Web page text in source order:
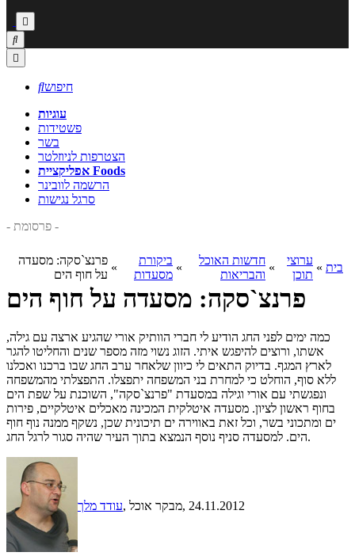



חיפוש
עוגיות
פשטידות
בשר
הצטרפות לניוזלטר
אפליקציית Foods
הרשמה לוובינר
סרגל נגישות
- פרסומת -
בית »
ערוצי
תוכן
»
חדשות האוכל
והבריאות
»
ביקורת
מסעדות
»
פרנצ`סקה: מסעדה
על חוף הים
פרנצ`סקה: מסעדה על חוף הים
כמה ימים לפני החג הודיע לי חברי הוותיק אורי שהגיע ארצה עם גילה,
אשתו, ורוצים להיפגש איתי. הזוג נשוי מזה מספר שנים והחליטו להגר
לארץ המגף. בדיוק התאים לי כיוון שלאחר ערב החג שבו ברכנו ואכלנו
ללא סוף, הוחלט כי למחרת בני המשפחה יתפצלו. התפצלתי מהמשפחה
ונפגשתי עם אורי וגילה במסעדת "פרנצ`סקה", השוכנת על שפת הים
בחוף ראשון לציון. מסעדה איטלקית המכינה מאכלים איטלקיים, פירות
ים ומתכוני בשר, וכל זאת באווירה ים תיכונית שכן, נשקף ממנה נוף חוף
הים. למסעדה סניף נוסף הנמצא בתוך העיר שהיה סגור לרגל החג.
עודד מלך , מבקר אוכל, 24.11.2012